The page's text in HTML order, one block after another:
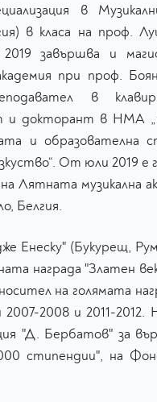
в
в класа на проф.
завършва и
при проф.
в
и докторант в НМА
и образователна
От юли 2019
Лятната музикална
Белгия.
Енеску" (Букурещ,
награда "Златен
на голямата
2008 и 2011-2012.
"Д. Бербатов" за
стипендии", на